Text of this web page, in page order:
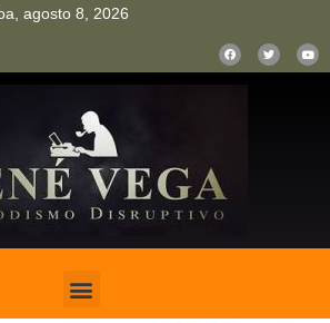
agosto 8, 2026